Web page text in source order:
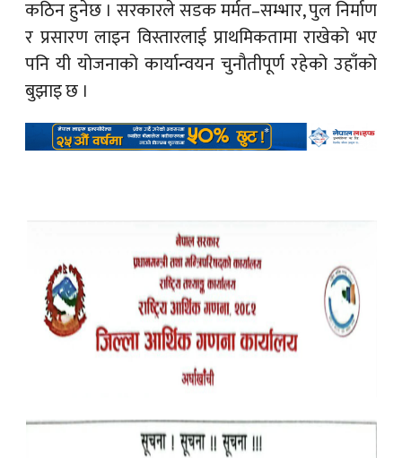
कठिन हुनेछ । सरकारले सडक मर्मत–सम्भार, पुल निर्माण
र प्रसारण लाइन विस्तारलाई प्राथमिकतामा राखेको भए
पनि यी योजनाको कार्यान्वयन चुनौतीपूर्ण रहेको उहाँको
बुझाइ छ ।